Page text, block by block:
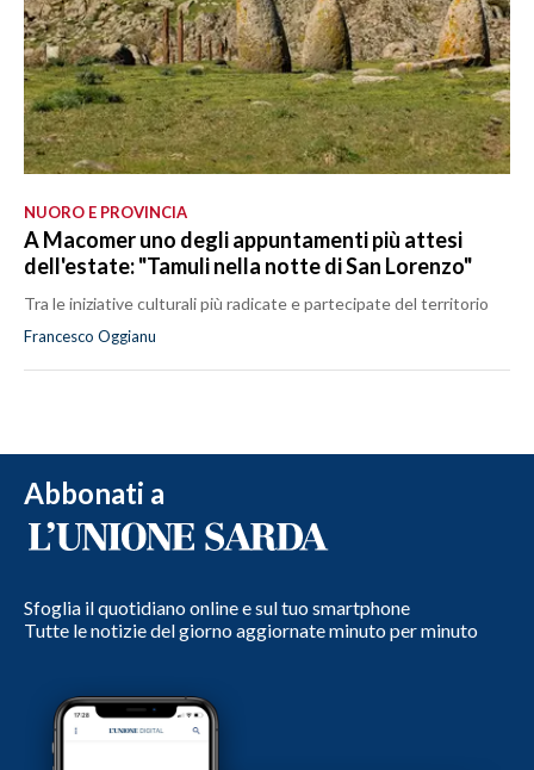
NUORO E PROVINCIA
A Macomer uno degli appuntamenti più attesi
dell'estate: "Tamuli nella notte di San Lorenzo"
Tra le iniziative culturali più radicate e partecipate del territorio
Francesco Oggianu
Abbonati a
Sfoglia il quotidiano online e sul tuo smartphone
Tutte le notizie del giorno aggiornate minuto per minuto